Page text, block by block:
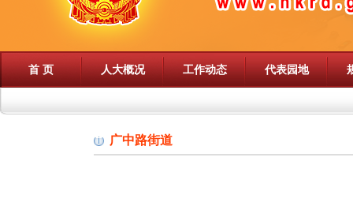
首 页 人大概况 工作动态 代表园地
广中路街道